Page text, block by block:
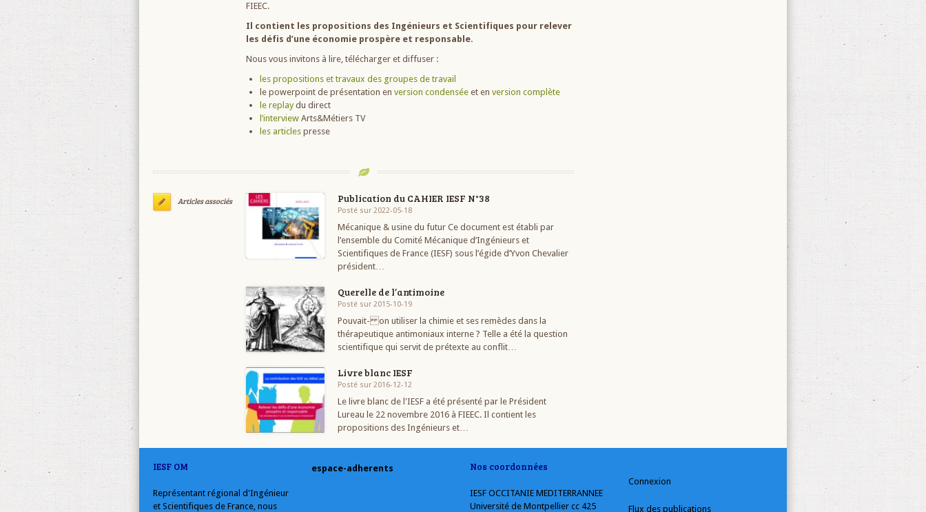
FIEEC.
Il contient les propositions des Ingénieurs et Scientifiques pour relever
les défis d’une économie prospère et responsable.
Nous vous invitons à lire, télécharger et diffuser :
les propositions et travaux des groupes de travail
le powerpoint de présentation en version condenséeet en version complète
le replaydu direct
l’interviewArts&Métiers TV
les articlespresse
Articles associés Publication du CAHIER IESF N°38
Posté sur 2022-05-18
Mécanique & usine du futur Ce document est établi par
l’ensemble du Comité Mécanique d’Ingénieurs et
Scientifiques de France (IESF) sous l’égide d’Yvon Chevalier
président…
Querelle de l’antimoine
Posté sur 2015-10-19
Pouvait- on utiliser la chimie et ses remèdes dans la
thérapeutique antimoniaux interne ? Telle a été la question
scientifique qui servit de prétexte au conflit…
Livre blanc IESF
Posté sur 2016-12-12
Le livre blanc de l'IESF a été présenté par le Président
Lureau le 22 novembre 2016 à FIEEC. Il contient les
propositions des Ingénieurs et…
IESF OM
Représentant régional d'Ingénieur
et Scientifiques de France, nous
espace-adherents Nos coordonnées
IESF OCCITANIE MEDITERRANNEE
Université de Montpellier cc 425
Connexion
Flux des publications